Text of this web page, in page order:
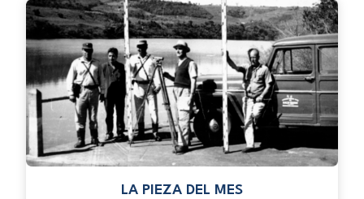
LA PIEZA DEL MES